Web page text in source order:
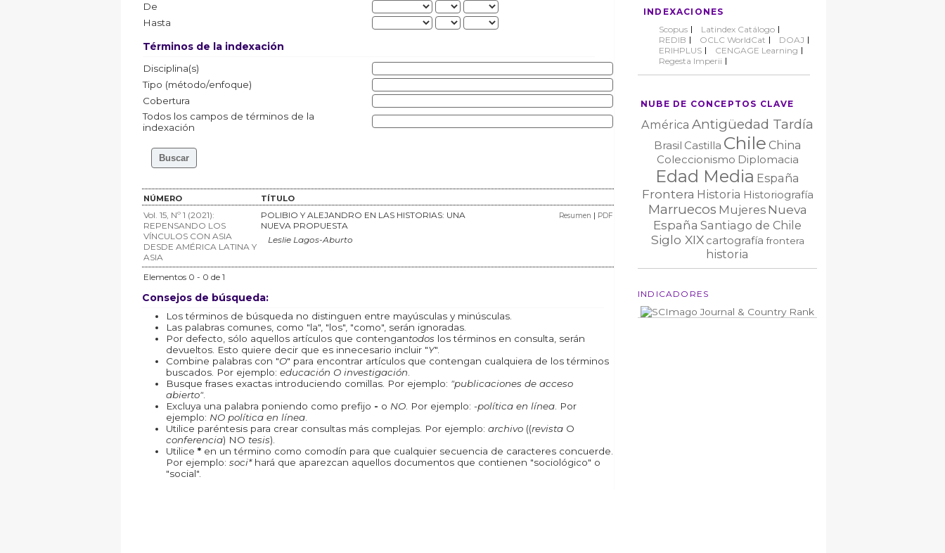
INDEXACIONES
Scopus
Latindex Catálogo
REDIB
OCLC WorldCat
DOAJ
ERIHPLUS
CENGAGE Learning
Regesta Imperii
NUBE DE CONCEPTOS CLAVE
América Antigüedad Tardía
Brasil Castilla Chile China
Coleccionismo Diplomacia
Edad Media España
Frontera Historia Historiografía
Marruecos Mujeres Nueva
España Santiago de Chile
Siglo XIX cartografía frontera
historia
INDICADORES
De
Hasta
Términos de la indexación
Disciplina(s)
Tipo (método/enfoque)
Cobertura
Todos los campos de términos de la
indexación
NÚMERO TÍTULO
Vol. 15, Nº 1 (2021):
REPENSANDO LOS
VÍNCULOS CON ASIA
DESDE AMÉRICA LATINA Y
ASIA
POLIBIO Y ALEJANDRO EN LAS HISTORIAS: UNA
NUEVA PROPUESTA
Leslie Lagos-Aburto
Resumen | PDF
Elementos 0 - 0 de 1
Consejos de búsqueda:
Los términos de búsqueda no distinguen entre mayúsculas y minúsculas.
Las palabras comunes, como "la", "los", "como", serán ignoradas.
Por defecto, sólo aquellos artículos que contengantodos los términos en consulta, serán
devueltos. Esto quiere decir que es innecesario incluir "Y".
Combine palabras con "O" para encontrar artículos que contengan cualquiera de los términos
buscados. Por ejemplo: educación O investigación
Busque frases exactas introduciendo comillas. Por ejemplo: "publicaciones de acceso
abierto".
Excluya una palabra poniendo como prefijo - o NO. Por ejemplo: -política en línea. Por
ejemplo: NO política en línea.
Utilice paréntesis para crear consultas más complejas. Por ejemplo: archivo((revistaO
conferencia) NO tesis).
Utilice *en un término como comodín para que cualquier secuencia de caracteres concuerde.
Por ejemplo: soci*hará que aparezcan aquellos documentos que contienen "sociológico" o
"social".